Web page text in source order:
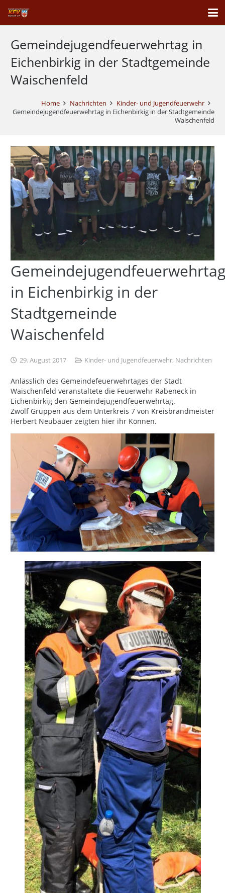
Gemeindejugendfeuerwehrtag in
Eichenbirkig in der Stadtgemeinde
Waischenfeld
Home Nachrichten
Kinder- und Jugendfeuerwehr
Gemeindejugendfeuerwehrtag in Eichenbirkig in der Stadtgemeinde
Waischenfeld
Gemeindejugendfeuerwehrtag
in Eichenbirkig in der
Stadtgemeinde
Waischenfeld
29. August 2017 Kinder- und Jugendfeuerwehr, Nachrichten
Anlässlich des Gemeindefeuerwehrtages der Stadt
Waischenfeld veranstaltete die Feuerwehr Rabeneck in
Eichenbirkig den Gemeindejugendfeuerwehrtag.
Zwölf Gruppen aus dem Unterkreis 7 von Kreisbrandmeister
Herbert Neubauer zeigten hier ihr Können.